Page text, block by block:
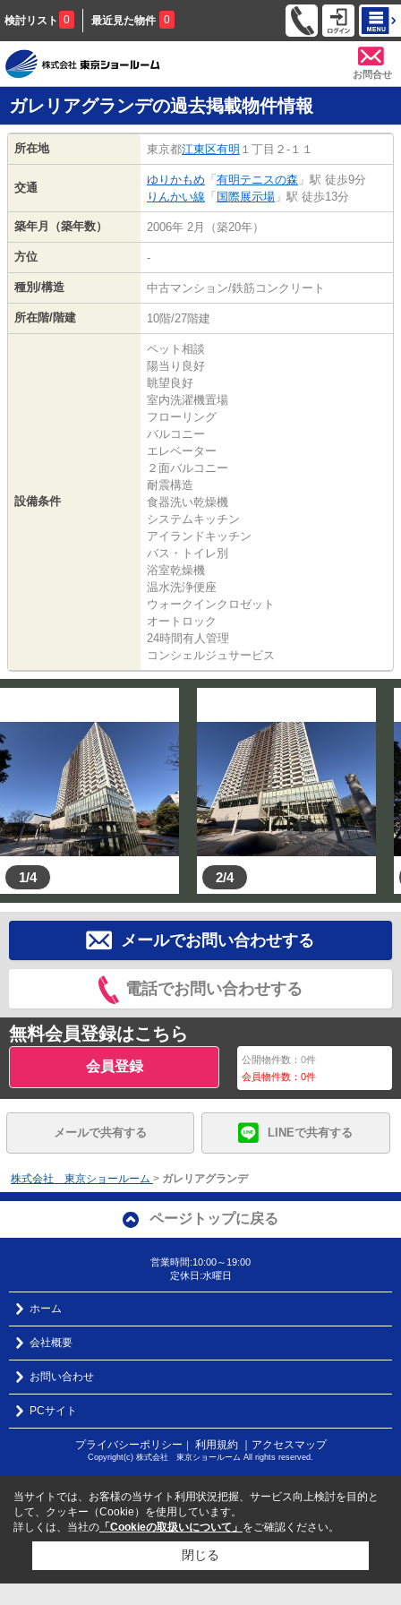
検討リスト 0 最近見た物件 0
お問合せ
ガレリアグランデの過去掲載物件情報
所在地 東京都江東区有明 １丁目２-１１
交通
ゆりかもめ 「 有明テニスの森 」駅 徒歩9分
りんかい線 「 国際展示場 」駅 徒歩13分
築年月（築年数） 2006年 2月（築20年）
方位 -
種別/構造 中古マンション/鉄筋コンクリート
所在階/階建 10階/27階建
設備条件
ペット相談
陽当り良好
眺望良好
室内洗濯機置場
フローリング
バルコニー
エレベーター
２面バルコニー
耐震構造
食器洗い乾燥機
システムキッチン
アイランドキッチン
バス・トイレ別
浴室乾燥機
温水洗浄便座
ウォークインクロゼット
オートロック
24時間有人管理
コンシェルジュサービス
1/4 2/4
メールでお問い合わせする
電話でお問い合わせする
無料会員登録はこちら
会員登録 公開物件数：0件
会員物件数：0件
メールで共有する LINEで共有する
株式会社 東京ショールーム > ガレリアグランデ
ページトップに戻る
営業時間:10:00～19:00
定休日:水曜日
ホーム
会社概要
お問い合わせ
PCサイト
プライバシーポリシー ｜ 利用規約 ｜アクセスマップ
Copyright(c) 株式会社 東京ショールーム All rights reserved.
当サイトでは、お客様の当サイト利用状況把握、サービス向上検討を目的と
して、クッキー（Cookie）を使用しています。
詳しくは、当社の 「Cookieの取扱いについて」 をご確認ください。
閉じる